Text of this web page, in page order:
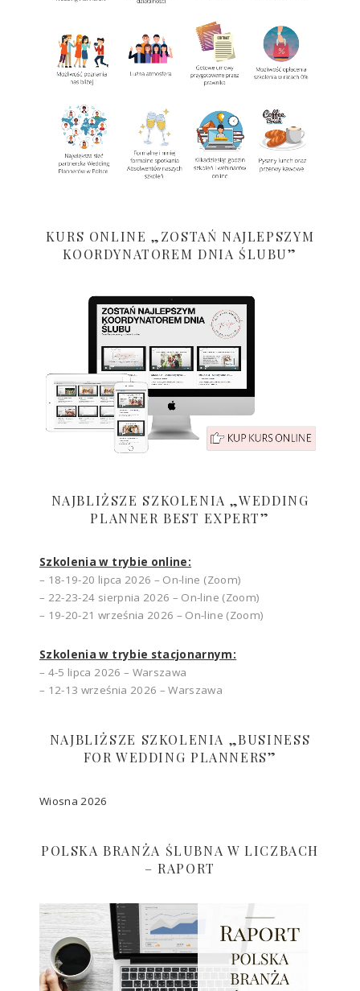
KURS ONLINE „ZOSTAŃ NAJLEPSZYM
KOORDYNATOREM DNIA ŚLUBU”
NAJBLIŻSZE SZKOLENIA „WEDDING
PLANNER BEST EXPERT”
Szkolenia w trybie online:
– 18-19-20 lipca 2026 – On-line (Zoom)
– 22-23-24 sierpnia 2026 – On-line (Zoom)
– 19-20-21 września 2026 – On-line (Zoom)
Szkolenia w trybie stacjonarnym:
– 4-5 lipca 2026 – Warszawa
– 12-13 września 2026 – Warszawa
NAJBLIŻSZE SZKOLENIA „BUSINESS
FOR WEDDING PLANNERS”
Wiosna 2026
POLSKA BRANŻA ŚLUBNA W LICZBACH
– RAPORT